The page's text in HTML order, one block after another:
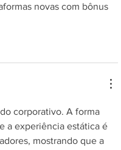
novas com bônus
corporativo. A forma
a experiência estática é
mostrando que a